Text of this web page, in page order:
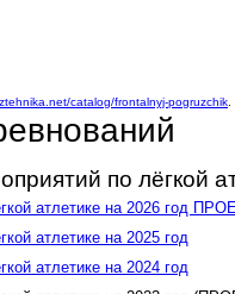
catalog/frontalnyj-pogruzchik.
по лёгкой
атлетике на 2026 год
атлетике на 2025 год
атлетике на 2024 год